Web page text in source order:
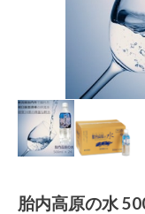
胎内高原の水